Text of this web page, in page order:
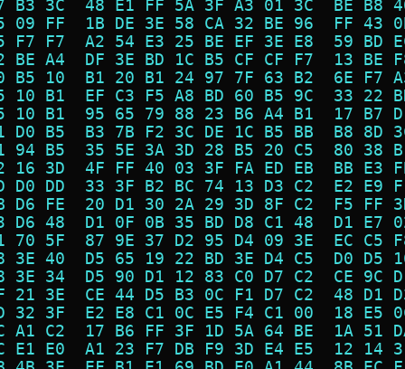
B3 3C  48 E1 FF 5A 3F A3 01 3C  BE
09 FF  1B DE 3E 58 CA 32 BE 96  FF
F7 F7  A2 54 E3 25 BE EF 3E E8  59
BE A4  DF 3E BD 1C B5 CF CF F7  13
B5 10  B1 20 B1 24 97 7F 63 B2  6E
10 B1  EF C3 F5 A8 BD 60 B5 9C  33
10 B1  95 65 79 88 23 B6 A4 B1  17
D0 B5  B3 7B F2 3C DE 1C B5 BB  B8
94 B5  35 5E 3A 3D 28 B5 20 C5  80
16 3D  4F FF 40 03 3F FA ED EB  BB
D0 DD  33 3F B2 BC 74 13 D3 C2  E2
D6 FE  20 D1 30 2A 29 3D 8F C2  F5
D6 48  D1 0F 0B 35 BD D8 C1 48  D1
70 5F  87 9E 37 D2 95 D4 09 3E  EC
3E 40  D5 65 19 22 BD 3E D4 C5  D0
3E 34  D5 90 D1 12 83 C0 D7 C2  CE
21 3E  CE 44 D5 B3 0C F1 D7 C2  48
32 3F  E2 E8 C1 0C E5 F4 C1 00  18
A1 C2  17 B6 FF 3F 1D 5A 64 BE  1A
E1 E0  A1 23 F7 DB F9 3D E4 E5  12